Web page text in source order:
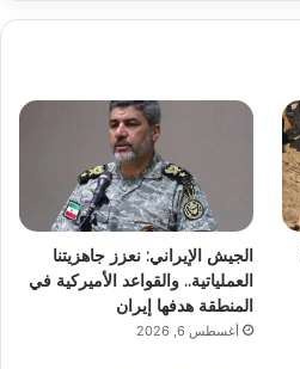
الجيش الإيراني: نعزز جاهزيتنا
العملياتية.. والقواعد الأميركية في
المنطقة هدفها إيران
أغسطس 6, 2026